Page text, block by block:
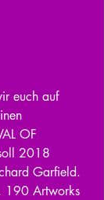
euch auf
OF
2018
Garfield.
190 Artworks